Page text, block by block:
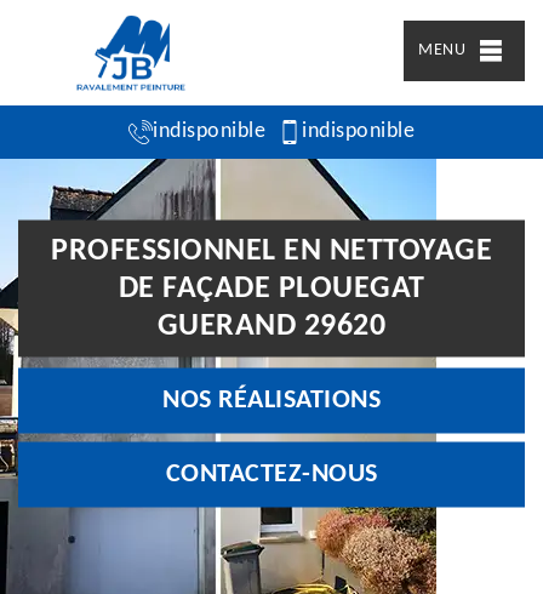
MENU
indisponible indisponible
PROFESSIONNEL EN NETTOYAGE
DE FAÇADE PLOUEGAT
GUERAND 29620
NOS RÉALISATIONS
CONTACTEZ-NOUS